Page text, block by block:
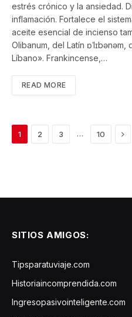
estrés crónico y la ansiedad.
inflamación. Fortalece el
aceite esencial de incienso
Olibanum, del Latín
Líbano». Frankincense,…
READ MORE
1 2 3 … 10
SITIOS AMIGOS:
Tipsparatuviaje.com
Historiaincomprendida.com
Ingresopasivointeligente.com